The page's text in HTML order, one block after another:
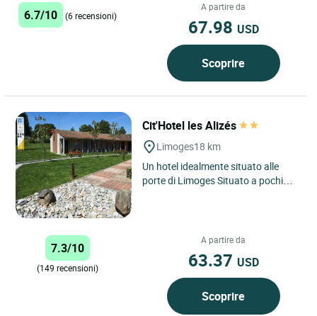
6.7/10 (6 recensioni)
A partire da
67.98 USD
Scoprire
Cit'Hotel les Alizés
Limoges18 km
Un hotel idealmente situato alle
porte di Limoges Situato a pochi
7.3/10
(149 recensioni)
A partire da
63.37 USD
Scoprire